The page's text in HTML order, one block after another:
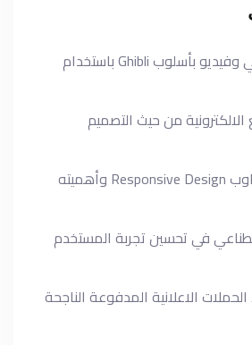
تحويل الصور إلى أنمي وفيديو بأسلوب Ghibli باستخدام
من حيث التصميم
ماهو التصميم المتجاوب Responsive Design وأهميته
في تحسين تجربة المستخدم
الاعلانية المدفوعة الناجحة